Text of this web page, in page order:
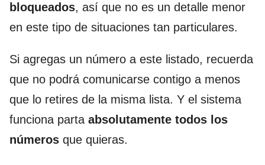
bloqueados, así que no es un detalle menor
en este tipo de situaciones tan particulares.
Si agregas un número a este listado, recuerda
que no podrá comunicarse contigo a menos
que lo retires de la misma lista. Y el sistema
funciona parta absolutamente todos los
números que quieras.